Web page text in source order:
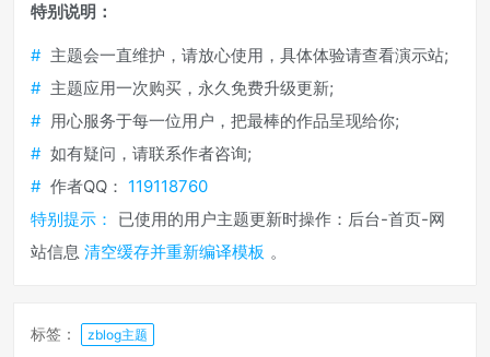
特别说明：
# 主题会一直维护，请放心使用，具体体验请查看演示站;
# 主题应用一次购买，永久免费升级更新;
# 用心服务于每一位用户，把最棒的作品呈现给你;
# 如有疑问，请联系作者咨询;
# 作者QQ： 119118760
特别提示：
已使用的用户主题更新时操作：后台-首页-网
站信息 清空缓存并重新编译模板 。
标签： zblog主题